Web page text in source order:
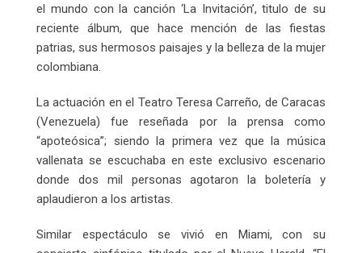
el mundo con la canción ‘La Invitación’, titulo de su
reciente álbum, que hace mención de las fiestas
patrias, sus hermosos paisajes y la belleza de la mujer
colombiana.
La actuación en el Teatro Teresa Carreño, de Caracas
(Venezuela) fue reseñada por la prensa como
“apoteósica”; siendo la primera vez que la música
vallenata se escuchaba en este exclusivo escenario
donde dos mil personas agotaron la boletería y
aplaudieron a los artistas.
Similar espectáculo se vivió en Miami, con su